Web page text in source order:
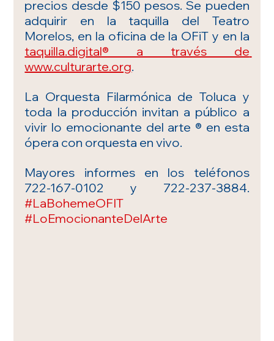
precios desde $150 pesos. Se pueden
adquirir en la taquilla del Teatro
taquilla.digital® a través de
www.culturarte.org.
La Orquesta Filarmónica de Toluca y
toda la producción invitan a público a
vivir lo emocionante del arte ® en esta
ópera con orquesta en vivo.
Mayores informes en los teléfonos
#LaBohemeOFIT
#LoEmocionanteDelArte